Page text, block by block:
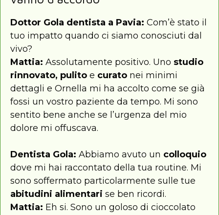
Dottor Gola dentista a Pavia: Com’è stato il
tuo impatto quando ci siamo conosciuti dal
vivo?
Mattia: Assolutamente positivo. Uno studio
rinnovato, pulito e curato nei minimi
dettagli e Ornella mi ha accolto come se già
fossi un vostro paziente da tempo. Mi sono
sentito bene anche se l’urgenza del mio
dolore mi offuscava.
Dentista Gola: Abbiamo avuto un colloquio
dove mi hai raccontato della tua routine. Mi
sono soffermato particolarmente sulle tue
abitudini alimentari se ben ricordi.
Mattia: Eh si. Sono un goloso di cioccolato